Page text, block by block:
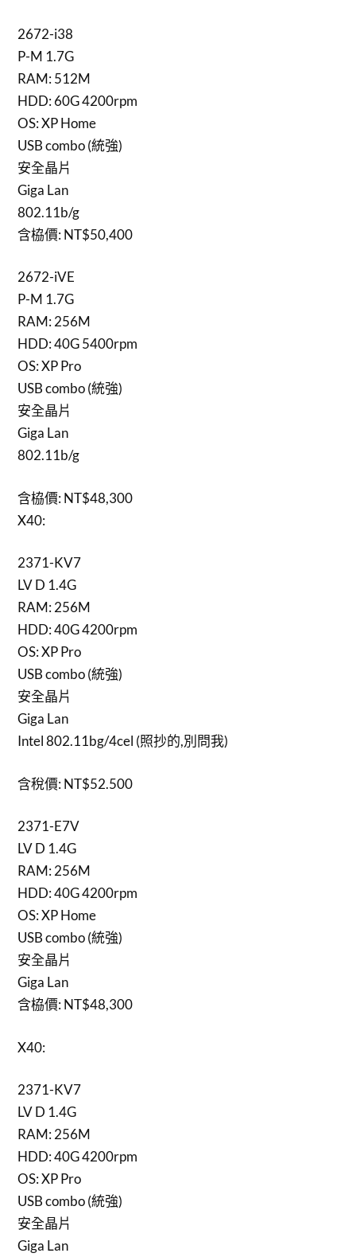
2672-i38
P-M 1.7G
RAM: 512M
HDD: 60G 4200rpm
OS: XP Home
USB combo (統強)
安全晶片
Giga Lan
802.11b/g
含栛價: NT$50,400
2672-iVE
P-M 1.7G
RAM: 256M
HDD: 40G 5400rpm
OS: XP Pro
USB combo (統強)
安全晶片
Giga Lan
802.11b/g
含栛價: NT$48,300
X40:
2371-KV7
LV D 1.4G
RAM: 256M
HDD: 40G 4200rpm
OS: XP Pro
USB combo (統強)
安全晶片
Giga Lan
Intel 802.11bg/4cel (照抄的,別問我)
含稅價: NT$52.500
2371-E7V
LV D 1.4G
RAM: 256M
HDD: 40G 4200rpm
OS: XP Home
USB combo (統強)
安全晶片
Giga Lan
含栛價: NT$48,300
X40:
2371-KV7
LV D 1.4G
RAM: 256M
HDD: 40G 4200rpm
OS: XP Pro
USB combo (統強)
安全晶片
Giga Lan